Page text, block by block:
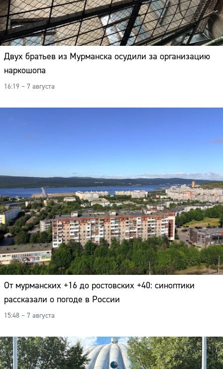
Двух братьев из Мурманска осудили за организацию
наркошопа
16:19 – 7 августа
От мурманских +16 до ростовских +40: синоптики
рассказали о погоде в России
15:48 – 7 августа